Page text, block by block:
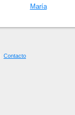
María
Contacto